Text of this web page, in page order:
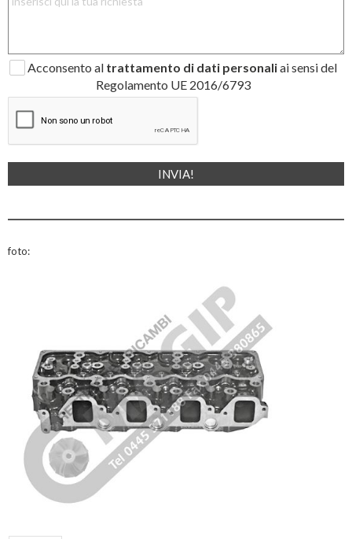
Acconsento al trattamento di dati personaliai sensi del
Regolamento UE 2016/6793
foto: